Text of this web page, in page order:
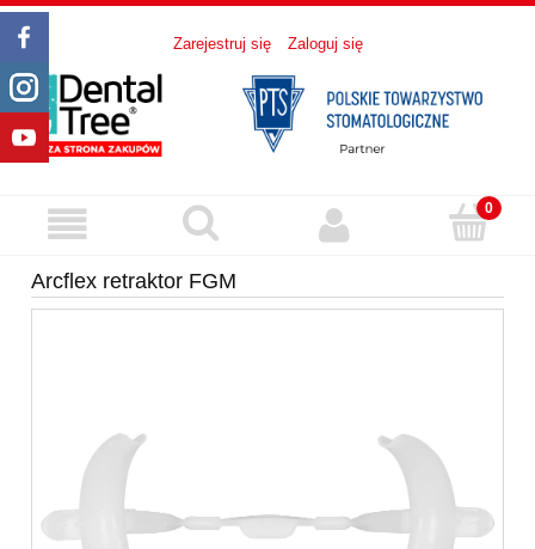
Zarejestruj się Zaloguj się
Arcflex retraktor FGM